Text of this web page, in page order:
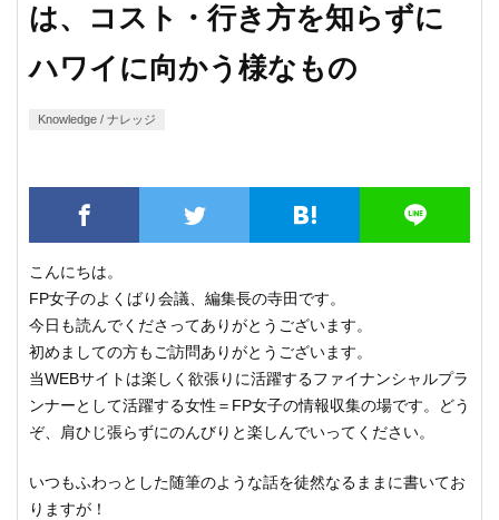
は、コスト・行き方を知らずに
ハワイに向かう様なもの
Knowledge / ナレッジ
こんにちは。
FP女子のよくばり会議、編集長の寺田です。
今日も読んでくださってありがとうございます。
初めましての方もご訪問ありがとうございます。
当WEBサイトは楽しく欲張りに活躍するファイナンシャルプラ
ンナーとして活躍する女性＝FP女子の情報収集の場です。どう
ぞ、肩ひじ張らずにのんびりと楽しんでいってください。
いつもふわっとした随筆のような話を徒然なるままに書いてお
りますが！